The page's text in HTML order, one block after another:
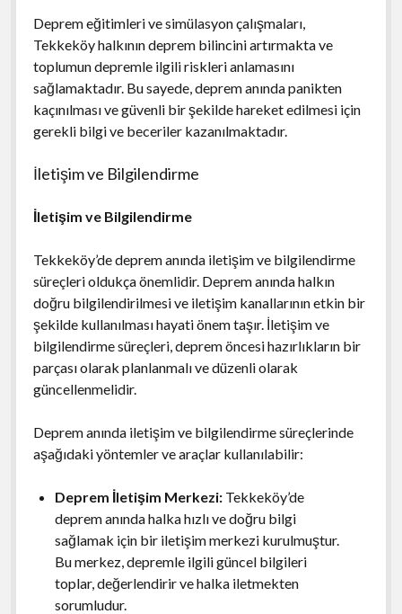
Deprem eğitimleri ve simülasyon çalışmaları,
Tekkeköy halkının deprem bilincini artırmakta ve
toplumun depremle ilgili riskleri anlamasını
sağlamaktadır. Bu sayede, deprem anında panikten
kaçınılması ve güvenli bir şekilde hareket edilmesi için
gerekli bilgi ve beceriler kazanılmaktadır.
İletişim ve Bilgilendirme
İletişim ve Bilgilendirme
Tekkeköy’de deprem anında iletişim ve bilgilendirme
süreçleri oldukça önemlidir. Deprem anında halkın
doğru bilgilendirilmesi ve iletişim kanallarının etkin bir
şekilde kullanılması hayati önem taşır. İletişim ve
bilgilendirme süreçleri, deprem öncesi hazırlıkların bir
parçası olarak planlanmalı ve düzenli olarak
güncellenmelidir.
Deprem anında iletişim ve bilgilendirme süreçlerinde
aşağıdaki yöntemler ve araçlar kullanılabilir:
Deprem İletişim Merkezi:Tekkeköy’de
deprem anında halka hızlı ve doğru bilgi
sağlamak için bir iletişim merkezi kurulmuştur.
Bu merkez, depremle ilgili güncel bilgileri
toplar, değerlendirir ve halka iletmekten
sorumludur.